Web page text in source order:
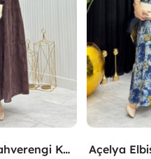
Selen Elbise Kahverengi Kahverengi Açelya